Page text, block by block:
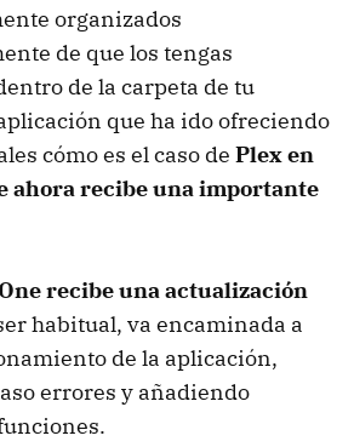
organizados
de que los tengas
de la carpeta de tu
que ha ido ofreciendo
cómo es el caso de Plex en
ahora recibe una importante
recibe una actualización
habitual, va encaminada a
de la aplicación,
errores y añadiendo